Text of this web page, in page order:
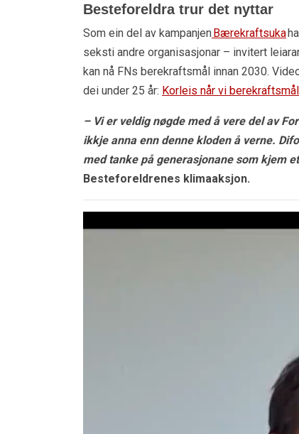
Besteforeldra trur det nyttar
Som ein del av kampanjen Bærekraftsuka
seksti andre organisasjonar – invitert
kan nå FNs berekraftsmål innan 2030.
dei under 25 år: Korleis når vi
– Vi er veldig nøgde med å vere del av
ikkje anna enn denne kloden å verne.
med tanke på generasjonane som kjem
Besteforeldrenes klimaaksjon.